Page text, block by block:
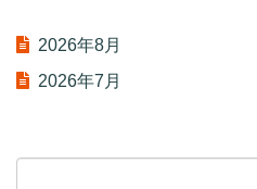
2026年8月
2026年7月